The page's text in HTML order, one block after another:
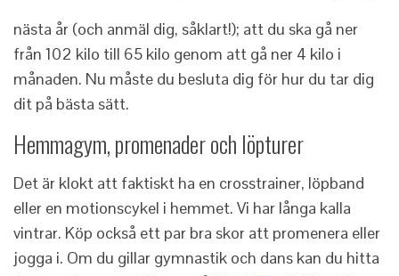
nästa år (och anmäl dig, såklart!); att du ska gå ner
från 102 kilo till 65 kilo genom att gå ner 4 kilo i
månaden. Nu måste du besluta dig för hur du tar dig
dit på bästa sätt.
Hemmagym, promenader och löpturer
Det är klokt att faktiskt ha en crosstrainer, löpband
eller en motionscykel i hemmet. Vi har långa kalla
vintrar. Köp också ett par bra skor att promenera eller
jogga i. Om du gillar gymnastik och dans kan du hitta